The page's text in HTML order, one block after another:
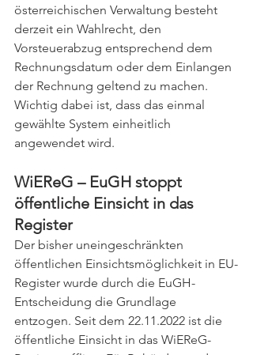
österreichischen Verwaltung besteht
derzeit ein Wahlrecht, den
Vorsteuerabzug entsprechend dem
Rechnungsdatum oder dem Einlangen
der Rechnung geltend zu machen.
Wichtig dabei ist, dass das einmal
gewählte System einheitlich
angewendet wird.
WiEReG – EuGH stoppt
öffentliche Einsicht in das
Register
Der bisher uneingeschränkten
öffentlichen Einsichtsmöglichkeit in EU-
Register wurde durch die EuGH-
Entscheidung die Grundlage
entzogen. Seit dem 22.11.2022 ist die
öffentliche Einsicht in das WiEReG-